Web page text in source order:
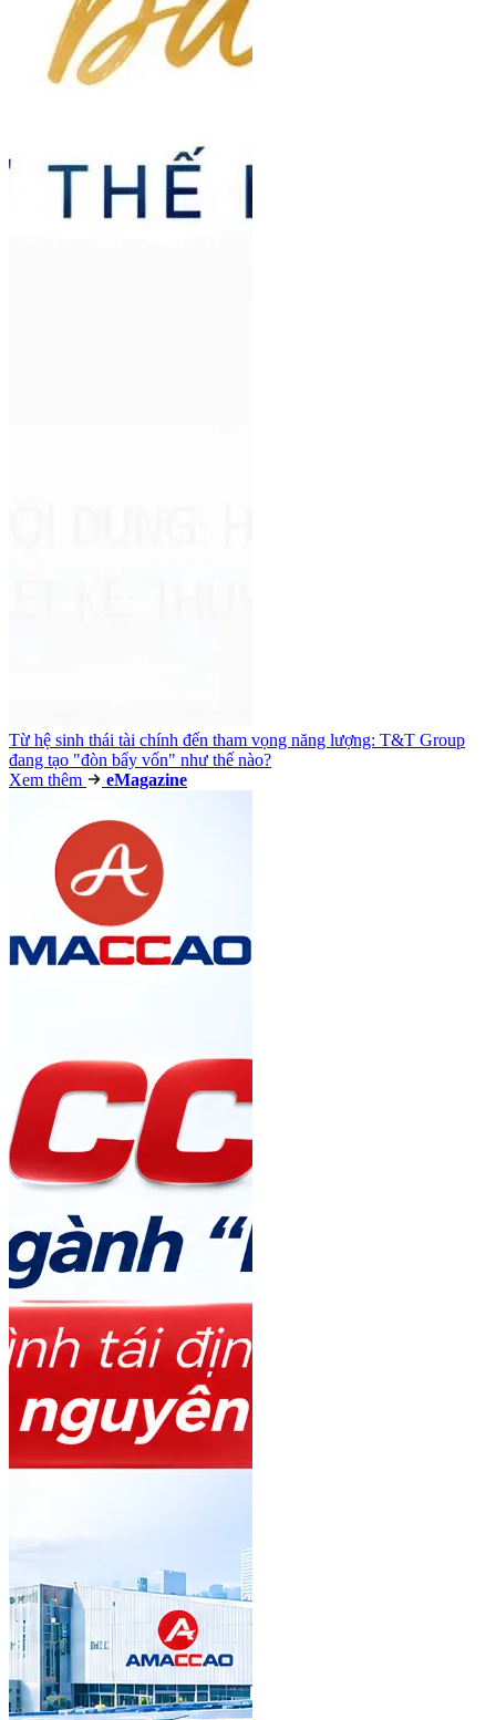
Từ hệ sinh thái tài chính đến tham vọng năng lượng: T&T Group
đang tạo "đòn bẩy vốn" như thế nào?
Xem thêm
eMagazine